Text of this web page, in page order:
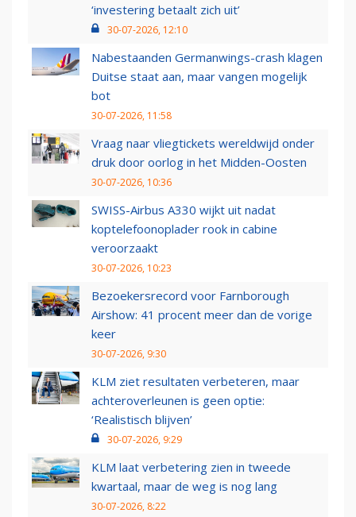
‘investering betaalt zich uit’
30-07-2026, 12:10
Nabestaanden Germanwings-crash klagen
Duitse staat aan, maar vangen mogelijk
bot
30-07-2026, 11:58
Vraag naar vliegtickets wereldwijd onder
druk door oorlog in het Midden-Oosten
30-07-2026, 10:36
SWISS-Airbus A330 wijkt uit nadat
koptelefoonoplader rook in cabine
veroorzaakt
30-07-2026, 10:23
Bezoekersrecord voor Farnborough
Airshow: 41 procent meer dan de vorige
keer
30-07-2026, 9:30
KLM ziet resultaten verbeteren, maar
achteroverleunen is geen optie:
‘Realistisch blijven’
30-07-2026, 9:29
KLM laat verbetering zien in tweede
kwartaal, maar de weg is nog lang
30-07-2026, 8:22